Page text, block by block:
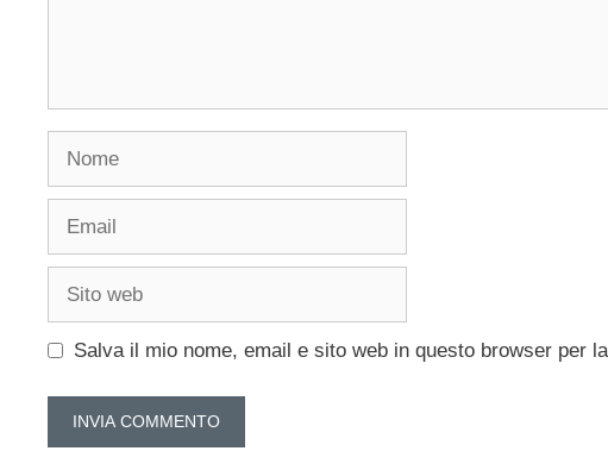
Salva il mio nome, email e sito web in questo browser per